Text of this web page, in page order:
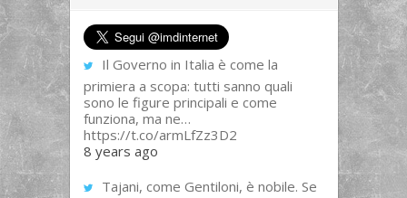
Il Governo in Italia è come la
primiera a scopa: tutti sanno quali
sono le figure principali e come
funziona, ma ne…
https://t.co/armLfZz3D2
8 years ago
Tajani, come Gentiloni, è nobile. Se